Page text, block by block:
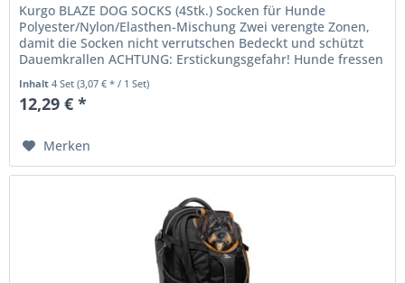
Kurgo BLAZE DOG SOCKS (4Stk.) Socken für Hunde
Polyester/Nylon/Elasthen-Mischung Zwei verengte Zonen,
damit die Socken nicht verrutschen Bedeckt und schützt
Dauemkrallen ACHTUNG: Erstickungsgefahr! Hunde fressen
Inhalt4 Set(3,07 € * / 1 Set)
12,29 € *
Merken